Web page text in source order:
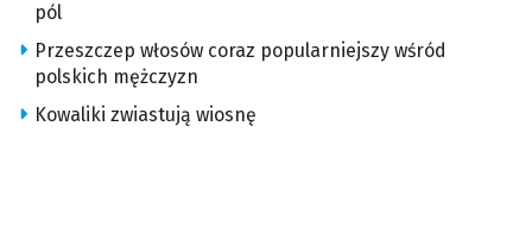
pól
Przeszczep włosów coraz popularniejszy wśród
polskich mężczyzn
Kowaliki zwiastują wiosnę